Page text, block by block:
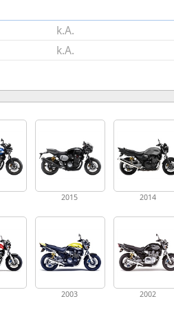
k.A.
k.A.
2015 2014
2003 2002